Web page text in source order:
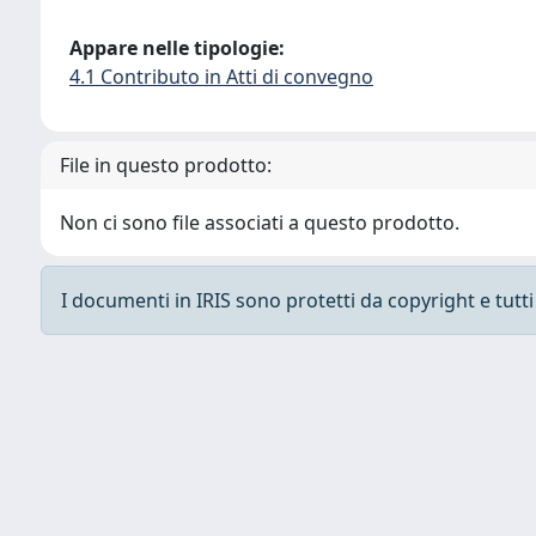
Appare nelle tipologie:
4.1 Contributo in Atti di convegno
File in questo prodotto:
Non ci sono file associati a questo prodotto.
I documenti in IRIS sono protetti da copyright e